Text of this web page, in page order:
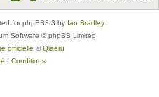
for phpBB3.3 by Ian Bradley
Software © phpBB Limited
officielle ©Qiaeru
| Conditions